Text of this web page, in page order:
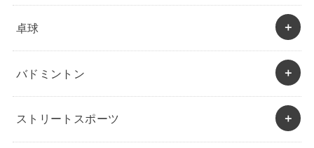
卓球
バドミントン
ストリートスポーツ